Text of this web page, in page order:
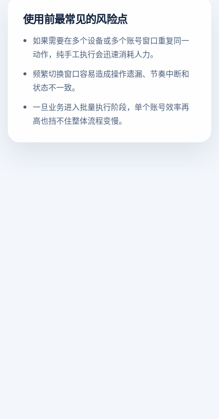
使用前最常见的风险点
如果需要在多个设备或多个账号窗口重复同一
动作，纯手工执行会迅速消耗人力。
频繁切换窗口容易造成操作遗漏、节奏中断和
状态不一致。
一旦业务进入批量执行阶段，单个账号效率再
高也挡不住整体流程变慢。